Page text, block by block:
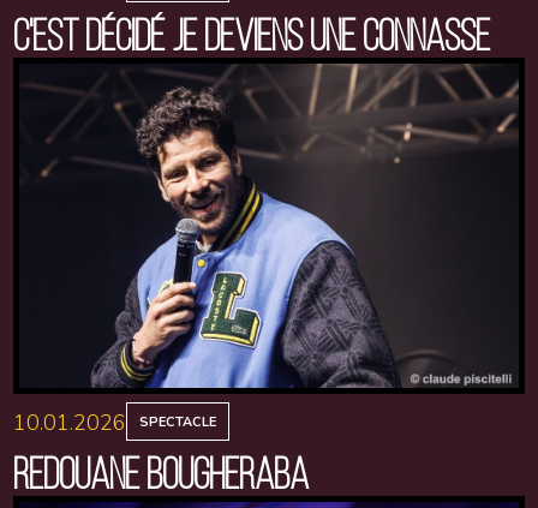
C'EST DÉCIDÉ JE DEVIENS UNE CONNASSE
10.01.2026 SPECTACLE
REDOUANE BOUGHERABA